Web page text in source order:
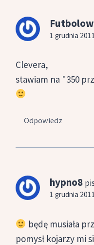
1 grudnia
Clevera,
stawiam na "350
Odpowiedz
hypno8
1 grudnia
będę musiała
pomysł kojarzy mi